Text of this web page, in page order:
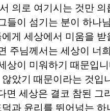
의로 여기시는 것만 의
들이 섬기는 분이 하나
게 세상에서 미움을 받
주님께서는 세상이 너
상이 미워하기 때문입
았기 때문이라는 것입
면 세상은 결코 참된 그
과 윤리를 뛰어넘는 하